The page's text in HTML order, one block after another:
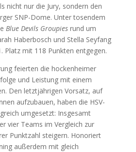
nicht nur die Jury, sondern den
SNP-Dome. Unter tosendem
Blue Devils Groupiesrund um
Haberbosch und Stella Seyfang
Platz mit 118 Punkten entgegen.
feierten die hockenheimer
und Leistung mit einem
Den letztjährigen Vorsatz, auf
aufzubauen, haben die HSV-
umgesetzt: Insgesamt
vier Teams im Vergleich zur
Punktzahl steigern. Honoriert
außerdem mit gleich